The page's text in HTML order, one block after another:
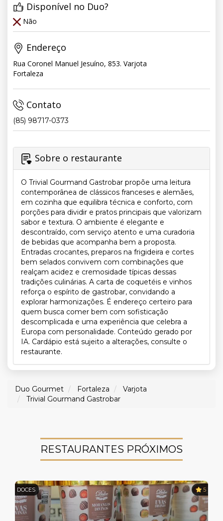
Disponível no Duo?
Não
Endereço
Rua Coronel Manuel Jesuíno, 853. Varjota
Fortaleza
Contato
(85) 98717-0373
Sobre o restaurante
O Trivial Gourmand Gastrobar propõe uma leitura
contemporânea de clássicos franceses e alemães,
em cozinha que equilibra técnica e conforto, com
porções para dividir e pratos principais que valorizam
sabor e textura. O ambiente é elegante e
descontraído, com serviço atento e uma curadoria
de bebidas que acompanha bem a proposta.
Entradas crocantes, preparos na frigideira e cortes
bem selados convivem com combinações que
realçam acidez e cremosidade típicas dessas
tradições culinárias. A carta de coquetéis e vinhos
reforça o espírito de gastrobar, convidando a
explorar harmonizações. É endereço certeiro para
quem busca comer bem com sofisticação
descomplicada e uma experiência que celebra a
Europa com personalidade. Conteúdo gerado por
IA. Cardápio está sujeito a alterações, consulte o
restaurante.
Duo Gourmet Fortaleza
Varjota
Trivial Gourmand Gastrobar
RESTAURANTES PRÓXIMOS
DOCES 5